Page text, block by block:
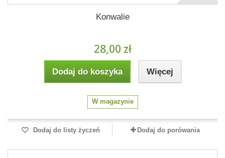
Konwalie
28,00 zł
Dodaj do koszyka Więcej
W magazynie
Dodaj do listy życzeń Dodaj do porówania